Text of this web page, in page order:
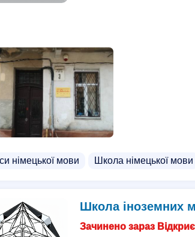
німецької мови Школа німецької мови
Школа іноземних
Зачинено зараз